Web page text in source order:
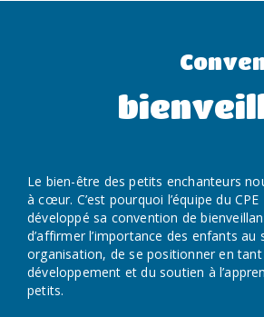
Le bien-être des petits enchanteurs
à cœur. C’est pourquoi l’équipe du CPE
développé sa convention de
d’affirmer l’importance des enfants au
organisation, de se positionner en tant
développement et du soutien à
petits.